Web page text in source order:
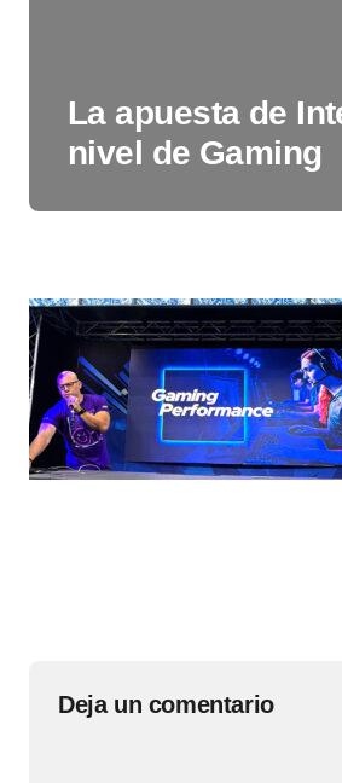
La apuesta de
nivel de Gaming
Deja un comentario